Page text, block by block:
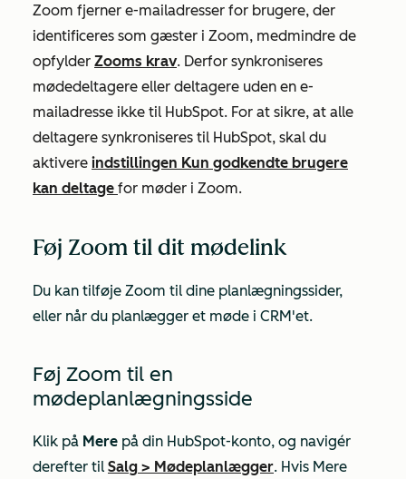
Zoom fjerner e-mailadresser for brugere, der
identificeres som gæster i Zoom, medmindre de
opfylder Zooms krav. Derfor synkroniseres
mødedeltagere eller deltagere uden en e-
mailadresse ikke til HubSpot. For at sikre, at alle
deltagere synkroniseres til HubSpot, skal du
aktivere indstillingen Kun godkendte brugere
kan deltage for møder i Zoom.
Føj Zoom til dit mødelink
Du kan tilføje Zoom til dine planlægningssider,
eller når du planlægger et møde i CRM'et.
Føj Zoom til en
mødeplanlægningsside
Klik på Mere på din HubSpot-konto, og navigér
derefter til Salg > Mødeplanlægger. Hvis Mere